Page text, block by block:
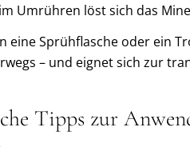
Umrühren löst sich das
eine Sprühflasche oder ein
– und eignet sich zur
Tipps zur